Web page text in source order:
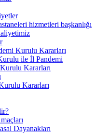
hizmetleri başkanlığı
Kurulu Kararları
ile İl Pandemi
Kararları
Kararları
Dayanakları